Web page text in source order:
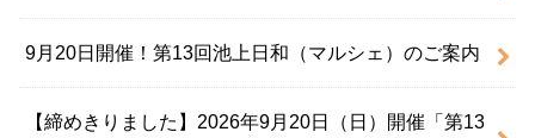
9月20日開催！第13回池上日和（マルシェ）のご案内
【締めきりました】2026年9月20日（日）開催「第13